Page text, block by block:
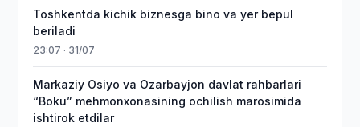
Toshkentda kichik biznesga bino va yer bepul
beriladi
23:07 · 31/07
Markaziy Osiyo va Ozarbayjon davlat rahbarlari
“Boku” mehmonxonasining ochilish marosimida
ishtirok etdilar